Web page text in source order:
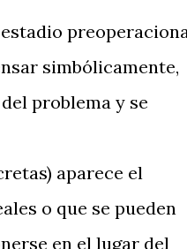
simbólicamente,
problema y se
aparece el
o que se pueden
en el lugar del